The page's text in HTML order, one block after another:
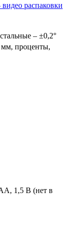
распаковки
– ±0,2°
проценты,
1,5 В (нет в